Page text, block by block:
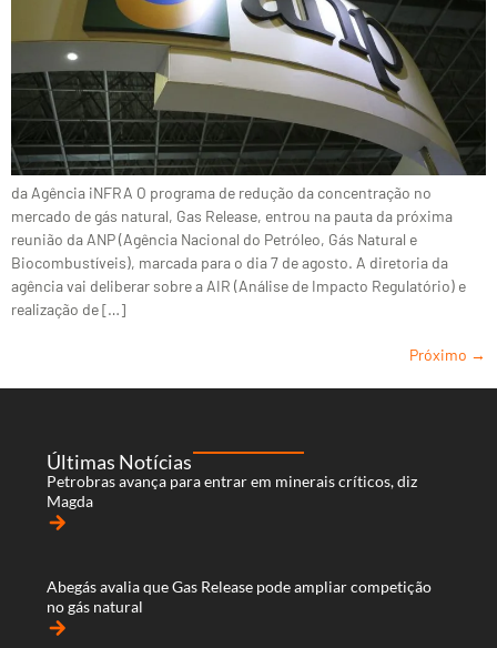
da Agência iNFRA O programa de redução da concentração no
mercado de gás natural, Gas Release, entrou na pauta da próxima
reunião da ANP (Agência Nacional do Petróleo, Gás Natural e
Biocombustíveis), marcada para o dia 7 de agosto. A diretoria da
agência vai deliberar sobre a AIR (Análise de Impacto Regulatório) e
realização de […]
Próximo →
Últimas Notícias
Petrobras avança para entrar em minerais críticos, diz
Magda
arrow_forward
Abegás avalia que Gas Release pode ampliar competição
no gás natural
arrow_forward